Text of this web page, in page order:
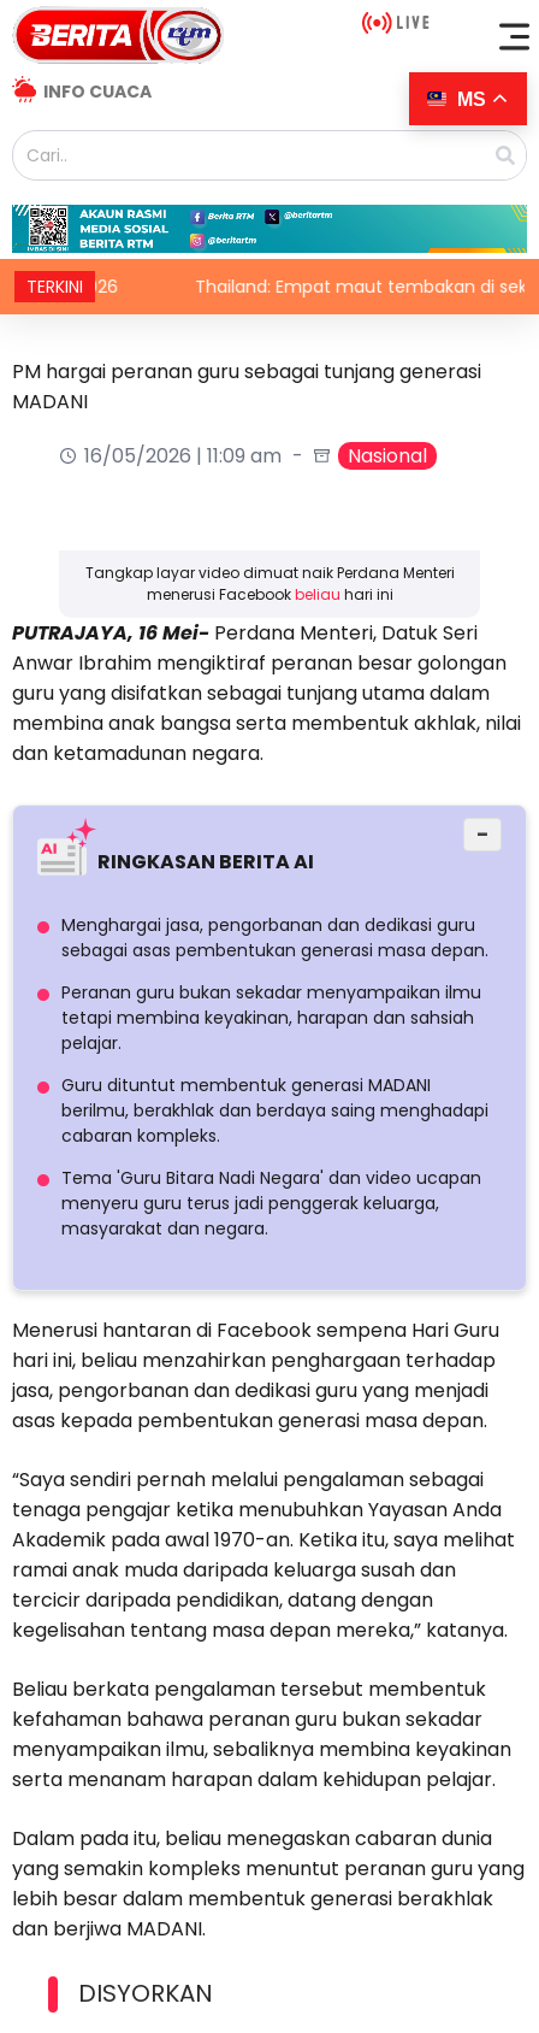
INFO CUACA
TERKINI
2026 Thailand: Empat maut tembakan di sekolah
PM hargai peranan guru sebagai tunjang generasi
MADANI
16/05/2026 | 11:09 am
Nasional
Tangkap layar video dimuat naik Perdana Menteri
menerusi Facebookbeliau hari ini
PUTRAJAYA, 16 Mei- Perdana Menteri, Datuk Seri
Anwar Ibrahim mengiktiraf peranan besar golongan
guru yang disifatkan sebagai tunjang utama dalam
membina anak bangsa serta membentuk akhlak, nilai
dan ketamadunan negara.
RINGKASAN BERITA AI
−
Menghargai jasa, pengorbanan dan dedikasi guru
sebagai asas pembentukan generasi masa depan.
Peranan guru bukan sekadar menyampaikan ilmu
tetapi membina keyakinan, harapan dan sahsiah
pelajar.
Guru dituntut membentuk generasi MADANI
berilmu, berakhlak dan berdaya saing menghadapi
cabaran kompleks.
Tema 'Guru Bitara Nadi Negara' dan video ucapan
menyeru guru terus jadi penggerak keluarga,
masyarakat dan negara.
Menerusi hantaran di Facebook sempena Hari Guru
hari ini, beliau menzahirkan penghargaan terhadap
jasa, pengorbanan dan dedikasi guru yang menjadi
asas kepada pembentukan generasi masa depan.
“Saya sendiri pernah melalui pengalaman sebagai
tenaga pengajar ketika menubuhkan Yayasan Anda
Akademik pada awal 1970-an. Ketika itu, saya melihat
ramai anak muda daripada keluarga susah dan
tercicir daripada pendidikan, datang dengan
kegelisahan tentang masa depan mereka,” katanya.
Beliau berkata pengalaman tersebut membentuk
kefahaman bahawa peranan guru bukan sekadar
menyampaikan ilmu, sebaliknya membina keyakinan
serta menanam harapan dalam kehidupan pelajar.
Dalam pada itu, beliau menegaskan cabaran dunia
yang semakin kompleks menuntut peranan guru yang
lebih besar dalam membentuk generasi berakhlak
dan berjiwa MADANI.
DISYORKAN
MS